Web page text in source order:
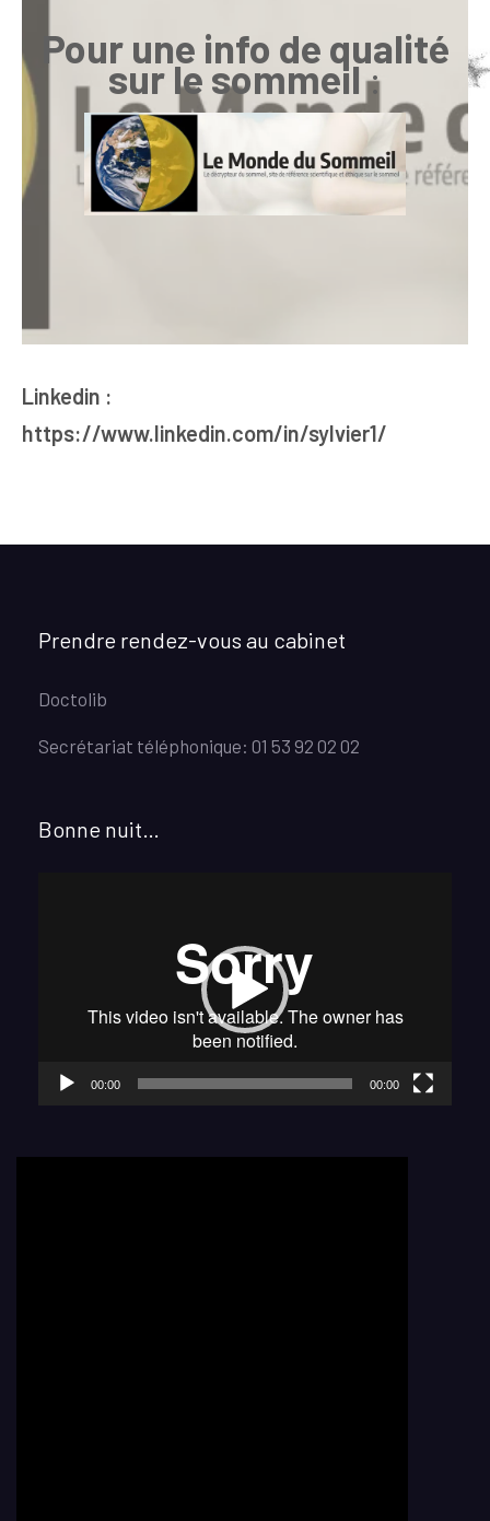
Pour une info de qualité
sur le sommeil:
Linkedin :
https://www.linkedin.com/in/sylvier1/
Prendre rendez-vous au cabinet
Doctolib
Secrétariat téléphonique: 01 53 92 02 02
Bonne nuit…
00:00 00:00